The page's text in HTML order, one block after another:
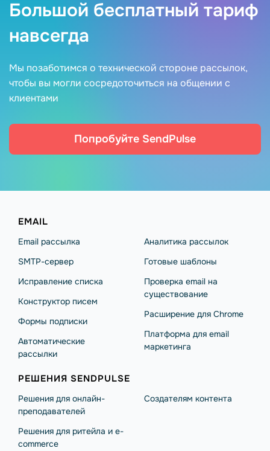
Большой бесплатный тариф
навсегда
Мы позаботимся о технической стороне рассылок,
чтобы вы могли сосредоточиться на общении с
клиентами
Попробуйте SendPulse
EMAIL
Email рассылка
SMTP-сервер
Исправление списка
Конструктор писем
Формы подписки
Автоматические
рассылки
Аналитика рассылок
Готовые шаблоны
Проверка email на
существование
Расширение для Chrome
Платформа для email
маркетинга
РЕШЕНИЯ SENDPULSE
Решения для онлайн-
преподавателей
Решения для ритейла и e-
commerce
Создателям контента